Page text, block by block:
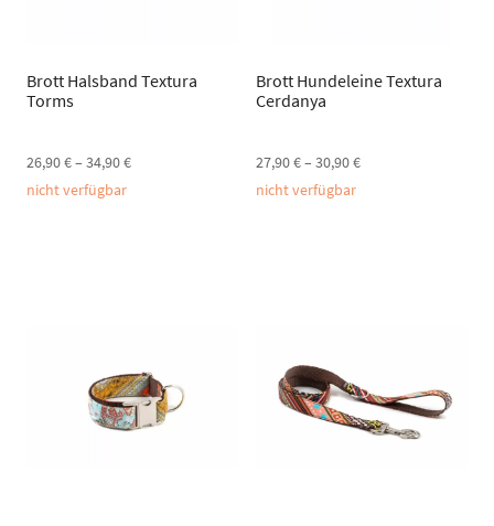
Brott Halsband Textura
Torms
26,90€– 34,90€
nicht verfügbar
Brott Hundeleine Textura
Cerdanya
27,90€– 30,90€
nicht verfügbar